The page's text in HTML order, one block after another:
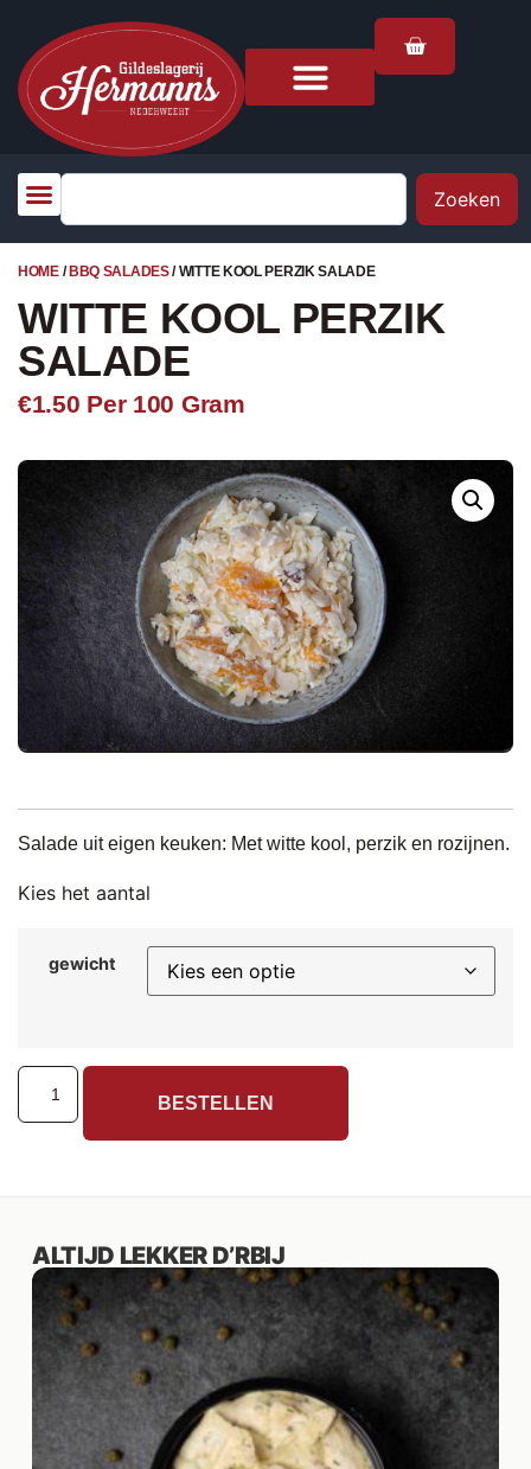
Zoeken
HOME/ BBQ SALADES/ WITTE KOOL PERZIK SALADE
WITTE KOOL PERZIK
SALADE
€1.50 Per 100 Gram
Salade uit eigen keuken: Met witte kool, perzik en rozijnen.
Kies het aantal
gewicht
BESTELLEN
ALTIJD LEKKER D’RBIJ